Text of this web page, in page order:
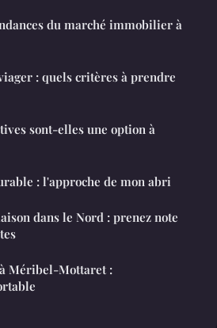
du marché immobilier à
: quels critères à prendre
sont-elles une option à
: l'approche de mon abri
dans le Nord : prenez note
Méribel-Mottaret :